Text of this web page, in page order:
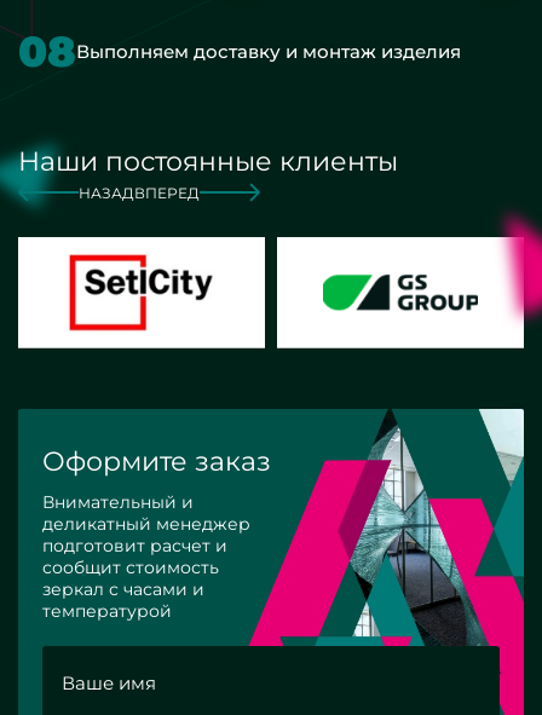
08Выполняем доставку и монтаж изделия
Наши постоянные клиенты
НАЗАД ВПЕРЕД
Оформите заказ
Внимательный и
деликатный менеджер
подготовит расчет и
сообщит стоимость
зеркал с часами и
температурой